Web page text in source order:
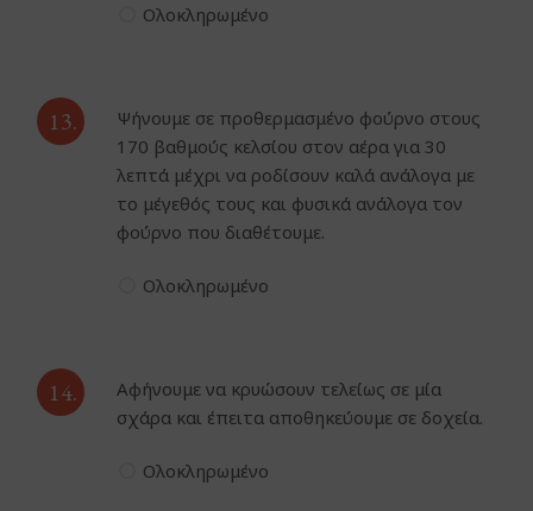
Ολοκληρωμένο
13.
Ψήνουμε σε προθερμασμένο φούρνο στους
170 βαθμούς κελσίου στον αέρα για 30
λεπτά μέχρι να ροδίσουν καλά ανάλογα με
το μέγεθός τους και φυσικά ανάλογα τον
φούρνο που διαθέτουμε.
Ολοκληρωμένο
14.
Αφήνουμε να κρυώσουν τελείως σε μία
σχάρα και έπειτα αποθηκεύουμε σε δοχεία.
Ολοκληρωμένο